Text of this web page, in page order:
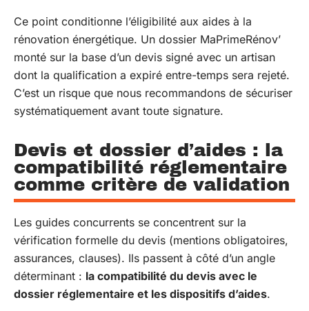
Ce point conditionne l’éligibilité aux aides à la
rénovation énergétique. Un dossier MaPrimeRénov’
monté sur la base d’un devis signé avec un artisan
dont la qualification a expiré entre-temps sera rejeté.
C’est un risque que nous recommandons de sécuriser
systématiquement avant toute signature.
Devis et dossier d’aides : la
compatibilité réglementaire
comme critère de validation
Les guides concurrents se concentrent sur la
vérification formelle du devis (mentions obligatoires,
assurances, clauses). Ils passent à côté d’un angle
déterminant : la compatibilité du devis avec le
dossier réglementaire et les dispositifs d’aides.